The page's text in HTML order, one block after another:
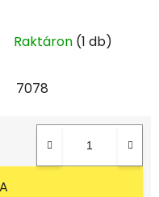
Raktáron (1 db)
7078